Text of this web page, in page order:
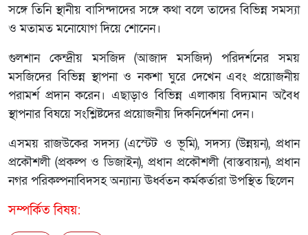
সঙ্গে তিনি স্থানীয় বাসিন্দাদের সঙ্গে কথা বলে তাদের বিভিন্ন সমস্যা
ও মতামত মনোযোগ দিয়ে শোনেন।
গুলশান কেন্দ্রীয় মসজিদ (আজাদ মসজিদ) পরিদর্শনের সময়
মসজিদের বিভিন্ন স্থাপনা ও নকশা ঘুরে দেখেন এবং প্রয়োজনীয়
পরামর্শ প্রদান করেন। এছাড়াও বিভিন্ন এলাকায় বিদ্যমান অবৈধ
স্থাপনার বিষয়ে সংশ্লিষ্টদের প্রয়োজনীয় দিকনির্দেশনা দেন।
এসময় রাজউকের সদস্য (এস্টেট ও ভূমি), সদস্য (উন্নয়ন), প্রধান
প্রকৌশলী (প্রকল্প ও ডিজাইন), প্রধান প্রকৌশলী (বাস্তবায়ন), প্রধান
নগর পরিকল্পনাবিদসহ অন্যান্য ঊর্ধ্বতন কর্মকর্তারা উপস্থিত ছিলেন
সম্পর্কিত বিষয়: